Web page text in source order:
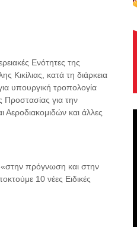
Ενότητες της
Κικίλιας, κατά τη διάρκεια
υπουργική τροπολογία
Προστασίας για την
και άλλες
«στην πρόγνωση και στην
10 νέες Ειδικές